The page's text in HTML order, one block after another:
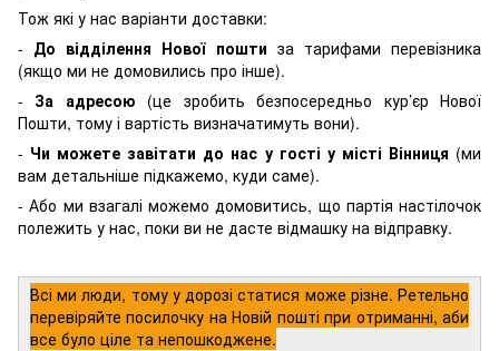
Тож які у нас варіанти доставки:
- До відділення Нової пошти за тарифами перевізника
(якщо ми не домовились про інше).
- За адресою (це зробить безпосередньо кур’єр Нової
Пошти, тому і вартість визначатимуть вони).
- Чи можете завітати до нас у гості у місті Вінниця (ми
вам детальніше підкажемо, куди саме).
- Або ми взагалі можемо домовитись, що партія настілочок
полежить у нас, поки ви не дасте відмашку на відправку.
Всі ми люди, тому у дорозі статися може різне. Ретельно
перевіряйте посилочку на Новій пошті при отриманні, аби
все було ціле та непошкоджене.